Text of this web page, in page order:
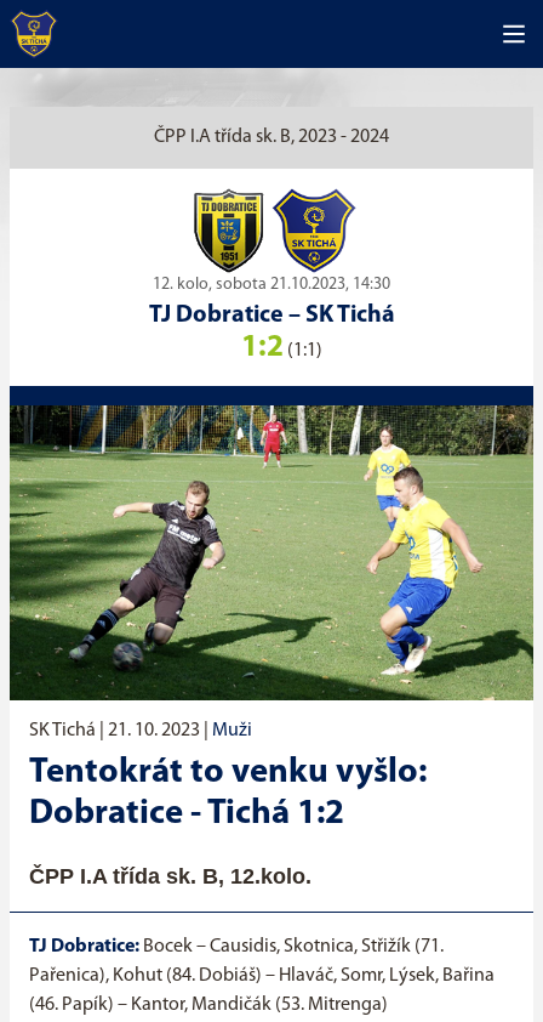
ČPP I.A třída sk. B, 2023 - 2024
12. kolo, sobota 21.10.2023, 14:30
TJ Dobratice – SK Tichá
1:2 (1:1)
SK Tichá | 21. 10. 2023 Muži
Tentokrát to venku vyšlo:
Dobratice - Tichá 1:2
ČPP I.A třída sk. B, 12.kolo.
TJ Dobratice: Bocek – Causidis, Skotnica, Střižík (71.
Pařenica), Kohut (84. Dobiáš) – Hlaváč, Somr, Lýsek, Bařina
(46. Papík) – Kantor, Mandičák (53. Mitrenga)